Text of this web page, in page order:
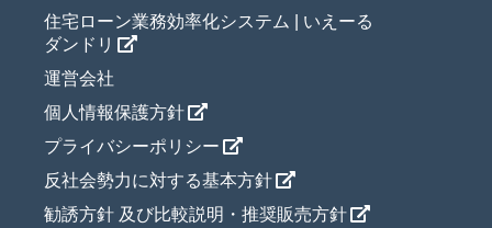
住宅ローン業務効率化システム | いえーる
ダンドリ
運営会社
個人情報保護方針
プライバシーポリシー
反社会勢力に対する基本方針
勧誘方針 及び比較説明・推奨販売方針